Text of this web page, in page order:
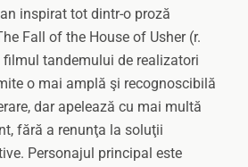
inspirat tot dintr-o proză
Fall of the House of Usher (r.
filmul tandemului de realizatori
o mai amplă şi recognoscibilă
dar apelează cu mai multă
fără a renunţa la soluţii
Personajul principal este